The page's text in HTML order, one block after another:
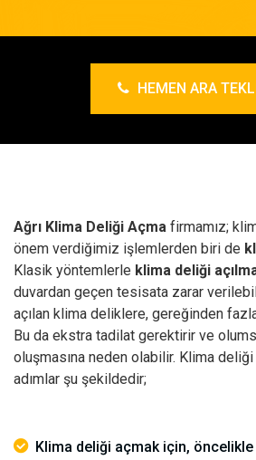
HEMEN ARA
Ağrı Klima Deliği Açma firmamız;
önem verdiğimiz işlemlerden biri de
Klasik yöntemlerle klima deliği
duvardan geçen tesisata zarar
açılan klima deliklere, gereğinden
Bu da ekstra tadilat gerektirir ve
oluşmasına neden olabilir. Klima
adımlar şu şekildedir;
Klima deliği açmak için,